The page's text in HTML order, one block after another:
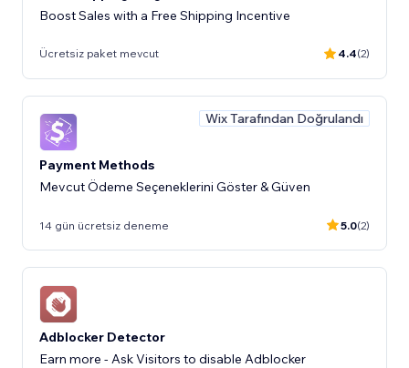
Boost Sales with a Free Shipping Incentive
Ücretsiz paket mevcut 4.4(2)
Wix Tarafından Doğrulandı
Payment Methods
Mevcut Ödeme Seçeneklerini Göster & Güven
14 gün ücretsiz deneme 5.0(2)
Adblocker Detector
Earn more - Ask Visitors to disable Adblocker